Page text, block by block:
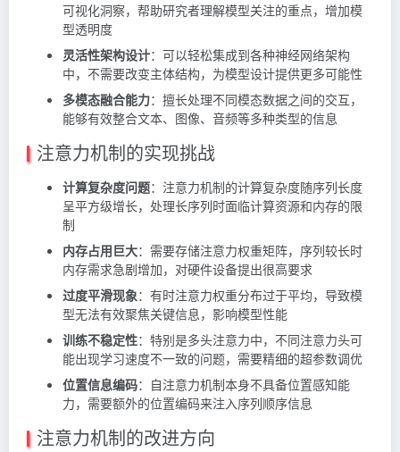
可视化洞察，帮助研究者理解模型关注的重点，增加模
型透明度
灵活性架构设计：可以轻松集成到各种神经网络架构
中，不需要改变主体结构，为模型设计提供更多可能性
多模态融合能力：擅长处理不同模态数据之间的交互，
能够有效整合文本、图像、音频等多种类型的信息
注意力机制的实现挑战
计算复杂度问题：注意力机制的计算复杂度随序列长度
呈平方级增长，处理长序列时面临计算资源和内存的限
制
内存占用巨大：需要存储注意力权重矩阵，序列较长时
内存需求急剧增加，对硬件设备提出很高要求
过度平滑现象：有时注意力权重分布过于平均，导致模
型无法有效聚焦关键信息，影响模型性能
训练不稳定性：特别是多头注意力中，不同注意力头可
能出现学习速度不一致的问题，需要精细的超参数调优
位置信息编码：自注意力机制本身不具备位置感知能
力，需要额外的位置编码来注入序列顺序信息
注意力机制的改进方向